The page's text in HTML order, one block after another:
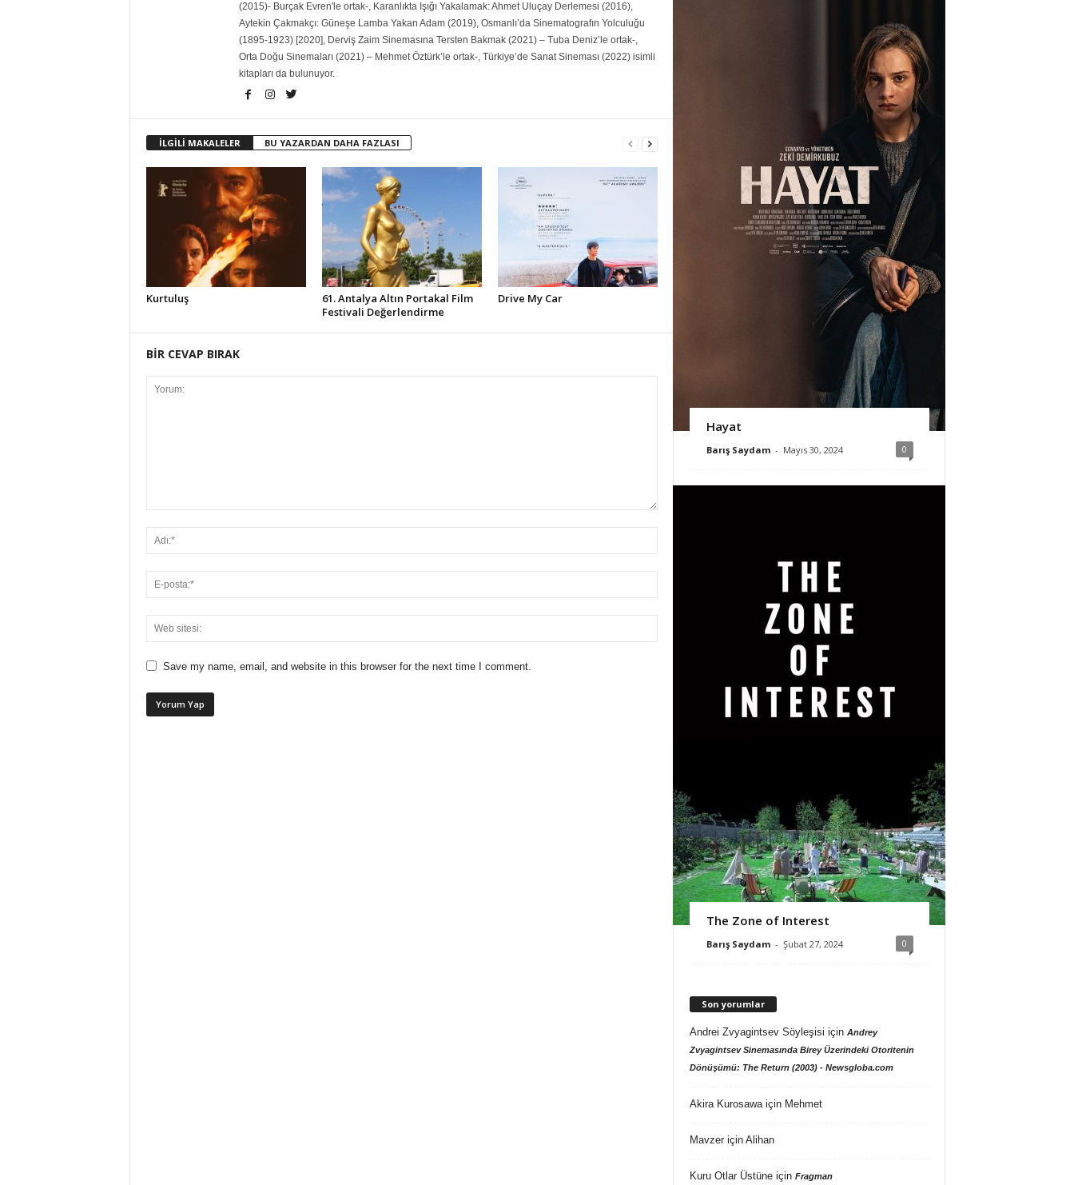
(2015)- Burçak Evren'le ortak-, Karanlıkta Işığı Yakalamak: Ahmet Uluçay Derlemesi (2016),
Aytekin Çakmakçı: Güneşe Lamba Yakan Adam (2019), Osmanlı’da Sinematografın Yolculuğu
(1895-1923) [2020], Derviş Zaim Sinemasına Tersten Bakmak (2021) – Tuba Deniz’le ortak-,
Orta Doğu Sinemaları (2021) – Mehmet Öztürk’le ortak-, Türkiye’de Sanat Sineması (2022) isimli
kitapları da bulunuyor.
İLGİLİ MAKALELER BU YAZARDAN DAHA FAZLASI
Kurtuluş
61. Antalya Altın Portakal Film
Festivali Değerlendirme
Drive My Car
BİR CEVAP BIRAK
Save my name, email, and website in this browser for the next time I comment.
Hayat
Barış Saydam - Mayıs 30, 2024 0
The Zone of Interest
Barış Saydam - Şubat 27, 2024 0
Son yorumlar
Andrei Zvyagintsev Söyleşisi için Andrey
Zvyagintsev Sinemasında Birey Üzerindeki Otoritenin
Dönüşümü: The Return (2003) - Newsgloba.com
Akira Kurosawaiçin Mehmet
Mavzeriçin Alihan
Kuru Otlar Üstüneiçin Fragman